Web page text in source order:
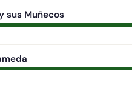
sus Muñecos